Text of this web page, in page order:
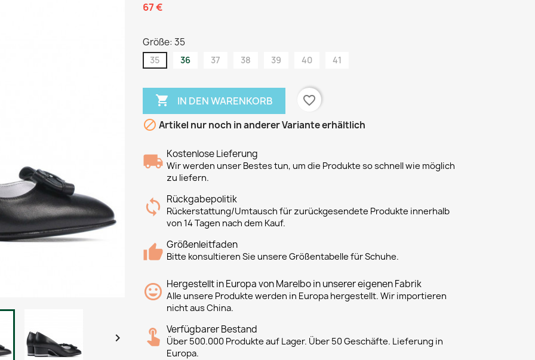

67 €
Größe: 35
35 36 37 38 39 40 41
 IN DEN WARENKORB
favorite_border
 Artikel nur noch in anderer Variante erhältlich
Kostenlose Lieferung
Wir werden unser Bestes tun, um die Produkte so schnell wie möglich
zu liefern.
Rückgabepolitik
Rückerstattung/Umtausch für zurückgesendete Produkte innerhalb
von 14 Tagen nach dem Kauf.
Größenleitfaden
Bitte konsultieren Sie unsere Größentabelle für Schuhe.
Hergestellt in Europa von Marelbo in unserer eigenen Fabrik
Alle unsere Produkte werden in Europa hergestellt. Wir importieren
nicht aus China.
Verfügbarer Bestand
Über 500.000 Produkte auf Lager. Über 50 Geschäfte. Lieferung in
Europa.